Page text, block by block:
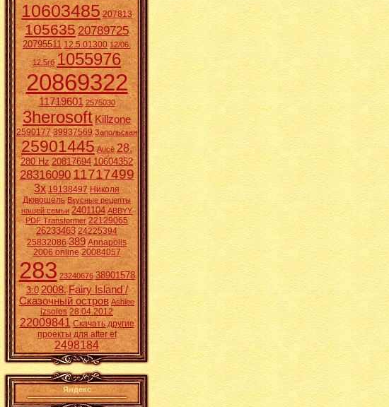
10603485 207813
10563520789725
20795511 12.5.01300 12/06.
12.5гб 1055976
20869322
11719601 2575030
3herosoft Killzone
2590177 39937569 Запольская
25901445 Aucē 28.
280 Hz 20817694 10604352
2831609011717499
3x 19138497 Николя
Дювошель Вкусные рецепты
нашей семьи 2401104 ABBYY
PDF Transformer 22129065
26233463 24225394
25832086 389 Annapolis
2006 online 20084057
283 23240676 38901578
3:0 2008. Fairy Island /
Сказочный остров Ashlee
izsoles 28.04.2012
22009841 Скачать другие
проекты для after ef
2498184
Яндекс